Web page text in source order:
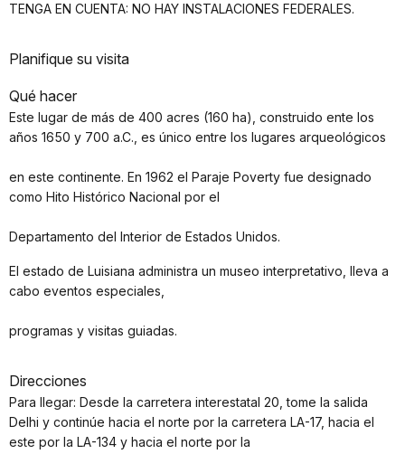
TENGA EN CUENTA: NO HAY INSTALACIONES FEDERALES.
Planifique su visita
Qué hacer
Este lugar de más de 400 acres (160 ha), construido ente los
años 1650 y 700 a.C., es único entre los lugares arqueológicos
en este continente. En 1962 el Paraje Poverty fue designado
como Hito Histórico Nacional por el
Departamento del Interior de Estados Unidos.
El estado de Luisiana administra un museo interpretativo, lleva a
cabo eventos especiales,
programas y visitas guiadas.
Direcciones
Para llegar: Desde la carretera interestatal 20, tome la salida
Delhi y continúe hacia el norte por la carretera LA-17, hacia el
este por la LA-134 y hacia el norte por la